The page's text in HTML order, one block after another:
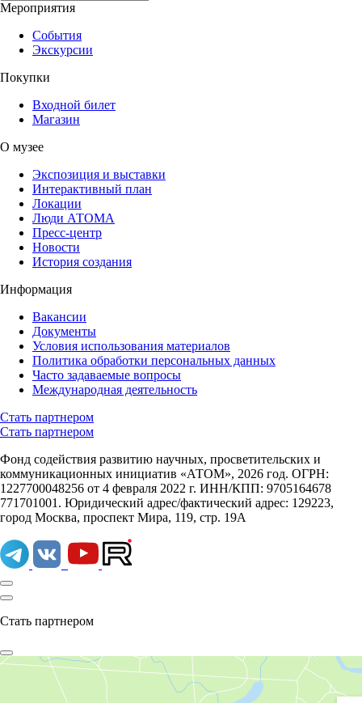
Мероприятия
События
Экскурсии
Покупки
Входной билет
Магазин
О музее
Экспозиция и выставки
Интерактивный план
Локации
Люди АТОМА
Пресс-центр
Новости
История создания
Информация
Вакансии
Документы
Условия использования материалов
Политика обработки персональных данных
Часто задаваемые вопросы
Международная деятельность
Стать партнером
Стать партнером
Фонд содействия развитию научных, просветительских и
коммуникационных инициатив «АТОМ», 2026 год. ОГРН:
1227700048256 от 4 февраля 2022 г. ИНН/КПП: 9705164678
771701001. Юридический адрес/фактический адрес: 129223,
город Москва, проспект Мира, 119, стр. 19А
Стать партнером